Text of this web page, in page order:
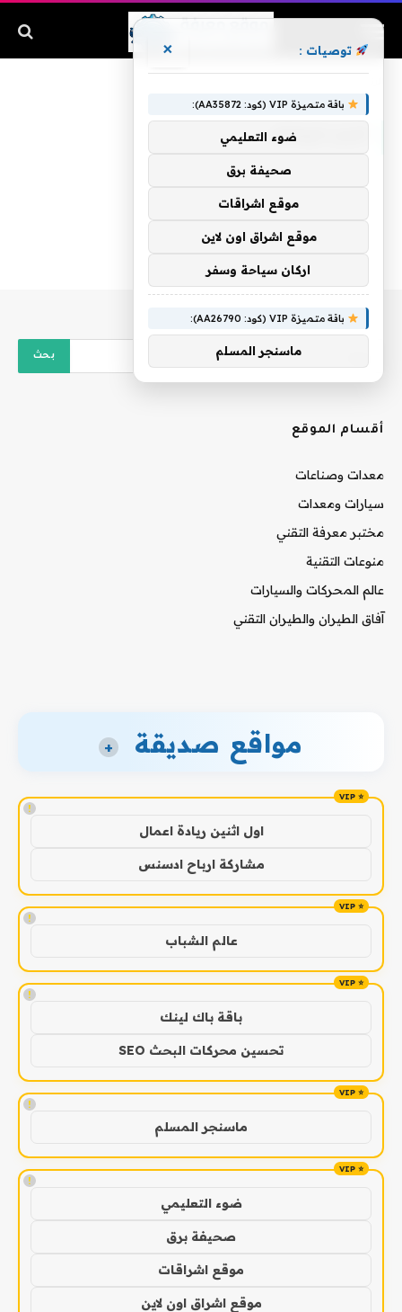
أخبار الزمالك
أقسام الموقع
معدات وصناعات
سيارات ومعدات
مختبر معرفة التقني
منوعات التقنية
عالم المحركات والسيارات
آفاق الطيران والطيران التقني
مواقع صديقة +
!
اول اثنين ريادة اعمال
مشاركة ارباح ادسنس
!
عالم الشباب
!
باقة باك لينك
تحسين محركات البحث SEO
!
ماسنجر المسلم
!
ضوء التعليمي
صحيفة برق
موقع اشراقات
موقع اشراق اون لاين
توصيات : ×
باقة متميزة VIP (كود: AA35872):
ضوء التعليمي
صحيفة برق
موقع اشراقات
موقع اشراق اون لاين
اركان سياحة وسفر
باقة متميزة VIP (كود: AA26790):
ماسنجر المسلم